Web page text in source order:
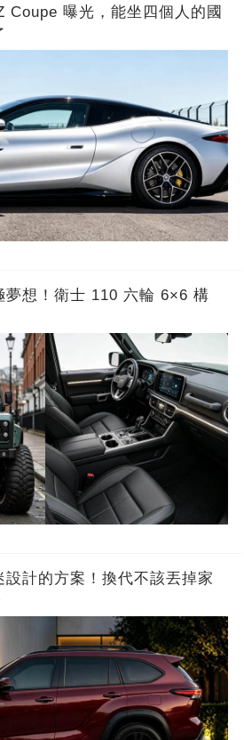
Coupe 曝光，能坐四個人的國
夢想！衛士 110 六輪 6×6 構
計的方案！換代不該丟掉家